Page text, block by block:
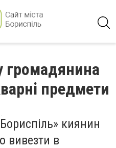
громадянина
предмети
киянин
вивезти в